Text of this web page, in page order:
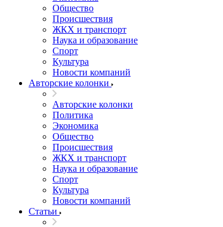
Общество
Происшествия
ЖКХ и транспорт
Наука и образование
Спорт
Культура
Новости компаний
Авторские колонки
Авторские колонки
Политика
Экономика
Общество
Происшествия
ЖКХ и транспорт
Наука и образование
Спорт
Культура
Новости компаний
Статьи